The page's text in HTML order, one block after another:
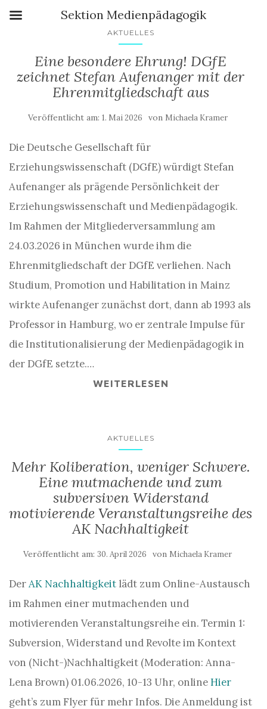
AKTUELLES
Eine besondere Ehrung! DGfE
zeichnet Stefan Aufenanger mit der
Ehrenmitgliedschaft aus
Veröffentlicht am: 1. Mai 2026 von Michaela Kramer
Die Deutsche Gesellschaft für
Erziehungswissenschaft (DGfE) würdigt Stefan
Aufenanger als prägende Persönlichkeit der
Erziehungswissenschaft und Medienpädagogik.
Im Rahmen der Mitgliederversammlung am
24.03.2026 in München wurde ihm die
Ehrenmitgliedschaft der DGfE verliehen. Nach
Studium, Promotion und Habilitation in Mainz
wirkte Aufenanger zunächst dort, dann ab 1993 als
Professor in Hamburg, wo er zentrale Impulse für
die Institutionalisierung der Medienpädagogik in
der DGfE setzte.…
WEITERLESEN
AKTUELLES
Mehr Koliberation, weniger Schwere.
Eine mutmachende und zum
subversiven Widerstand
motivierende Veranstaltungsreihe des
AK Nachhaltigkeit
Veröffentlicht am: 30. April 2026 von Michaela Kramer
DerAK Nachhaltigkeit lädt zum Online-Austausch
im Rahmen einer mutmachenden und
motivierenden Veranstaltungsreihe ein. Termin 1:
Subversion, Widerstand und Revolte im Kontext
von (Nicht-)Nachhaltigkeit (Moderation: Anna-
Lena Brown) 01.06.2026, 10-13 Uhr, onlineHier
geht’s zum Flyer für mehr Infos. Die Anmeldung ist
Sektion Medienpädagogik